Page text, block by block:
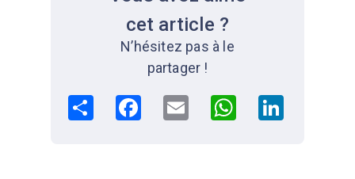
cet article ?
N’hésitez pas à le
partager !
Share Facebook Email WhatsApp